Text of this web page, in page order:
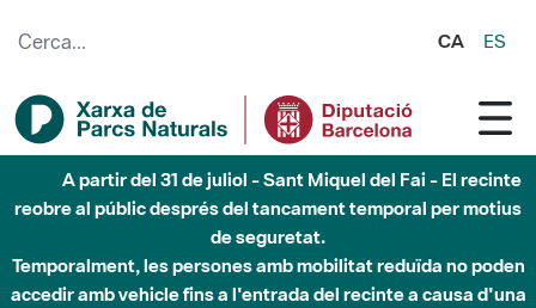
CA ES
Fins al desembre de 2026 - Parc Fluvial Besòs -
Afectacions a la llera del Parc Fluvial del Besòs degut a
obres de construcció d'una passera sobre el riu
Pesta porcina africana